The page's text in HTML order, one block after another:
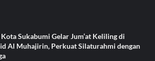
Sukabumi Gelar Jum’at Keliling di
Al Muhajirin, Perkuat Silaturahmi dengan